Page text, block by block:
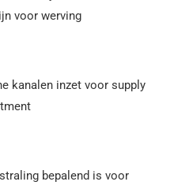
voor werving
kanalen inzet voor supply
bepalend is voor